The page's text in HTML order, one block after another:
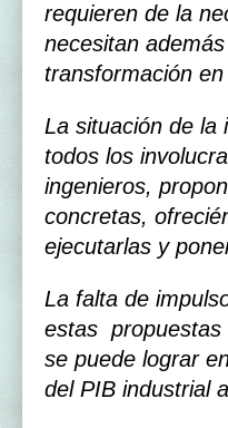
requieren de la
necesitan
transformación
La situación de la
todos los
ingenieros,
concretas,
ejecutarlas y
La falta de
estas propuestas
se puede lograr
del PIB industrial